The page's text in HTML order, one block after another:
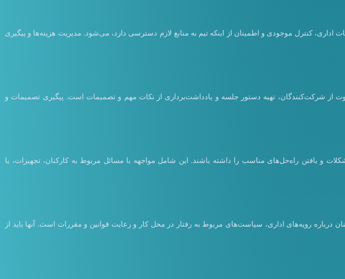
کنترل موجودی و اطمینان از اینکه تیم به منابع لازم دسترسی دارد، می‌شود. مدیریت هزینه‌ها و پیگیری
از شرکت‌کنندگان، تهیه دستور جلسه و یادداشت‌برداری از نکات مهم و تصمیمات است. پیگیری تصمیمات و
و یافتن راه‌حل‌های مناسب را داشته باشند. این شامل مواجهه با مسائل مربوط به کارکنان، تجهیزات، یا
رویه‌های اداری، سیاست‌های مربوط به رفتار در محل کار و رعایت قوانین و مقررات است. آنها باید از